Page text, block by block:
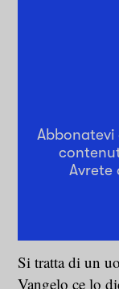
Abbonatevi
Avrete
Si tratta di un
Vangelo ce lo